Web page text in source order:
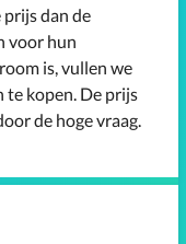
prijs dan de
voor hun
is, vullen we
kopen. De prijs
de hoge vraag.